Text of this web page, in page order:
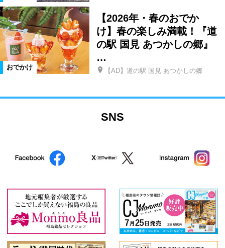
おでかけ
【2026年・春のおでか
け】春の楽しみ満載！『道
の駅 国見 あつかしの郷』
…
【AD】道の駅 国見 あつかしの郷
SNS